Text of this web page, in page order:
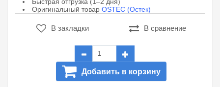
Оригинальный товар OSTEC (Остек)
В закладки В сравнение
Добавить в корзину